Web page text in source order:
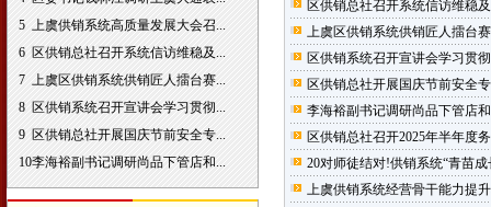
5 上虞供销系统高质量发展大会召...
6 区供销总社召开系统信访维稳及...
7 上虞区供销系统供销匠人擂台赛...
8 区供销系统召开宣讲会学习贯彻...
9 区供销总社开展国庆节前安全专...
10李海裕副书记调研尚品下管店和...
区供销总社召开系统信访维稳
上虞区供销系统供销匠人擂台
区供销系统召开宣讲会学习贯
区供销总社开展国庆节前安全
李海裕副书记调研尚品下管店
区供销总社召开2025年半年度
20对师徒结对!供销系统“青苗成
上虞供销系统经营骨干能力提